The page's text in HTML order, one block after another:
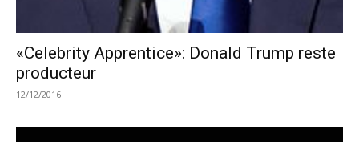
«Celebrity Apprentice»: Donald Trump reste
producteur
12/12/2016